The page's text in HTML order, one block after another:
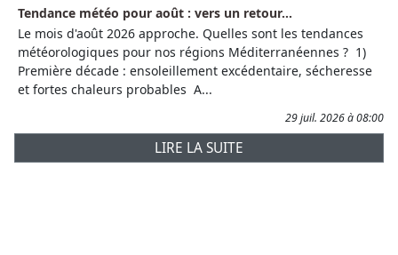
Tendance météo pour août : vers un retour...
Le mois d'août 2026 approche. Quelles sont les tendances
météorologiques pour nos régions Méditerranéennes ? 1)
Première décade : ensoleillement excédentaire, sécheresse
et fortes chaleurs probables A...
29 juil. 2026 à 08:00
LIRE LA SUITE